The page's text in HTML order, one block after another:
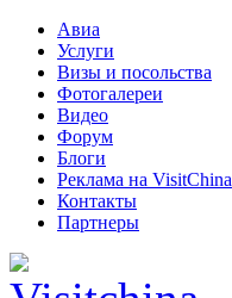
Авиа
Услуги
Визы и посольства
Фотогалереи
Видео
Форум
Блоги
Реклама на VisitChina
Контакты
Партнеры